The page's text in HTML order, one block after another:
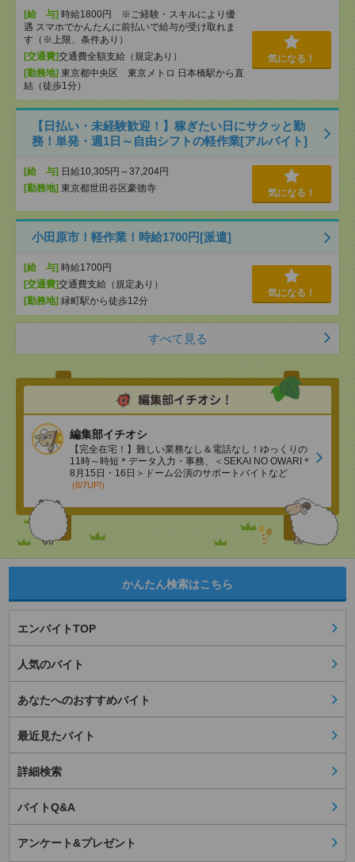
[給 与] 時給1800円 ※ご経験・スキルにより優
遇 スマホでかんたんに前払いで給与が受け取れま
す（※上限、条件あり）
[交通費]交通費全額支給（規定あり）
[勤務地] 東京都中央区 東京メトロ 日本橋駅から直
結（徒歩1分）
気になる！
【日払い・未経験歓迎！】稼ぎたい日にサクッと勤
務！単発・週1日～自由シフトの軽作業[アルバイト]
[給 与] 日給10,305円～37,204円
[勤務地] 東京都世田谷区豪徳寺 気になる！
小田原市！軽作業！時給1700円[派遣]
[給 与] 時給1700円
[交通費]交通費支給（規定あり）
[勤務地] 緑町駅から徒歩12分
気になる！
すべて見る
編集部イチオシ
【完全在宅！】難しい業務なし＆電話なし！ゆっくりの
11時～時短＊データ入力・事務、＜SEKAI NO OWARI＊
8月15日・16日＞ドーム公演のサポートバイトなど
(8/7UP!)
かんたん検索はこちら
エンバイトTOP
人気のバイト
あなたへのおすすめバイト
最近見たバイト
詳細検索
バイトQ&A
アンケート&プレゼント